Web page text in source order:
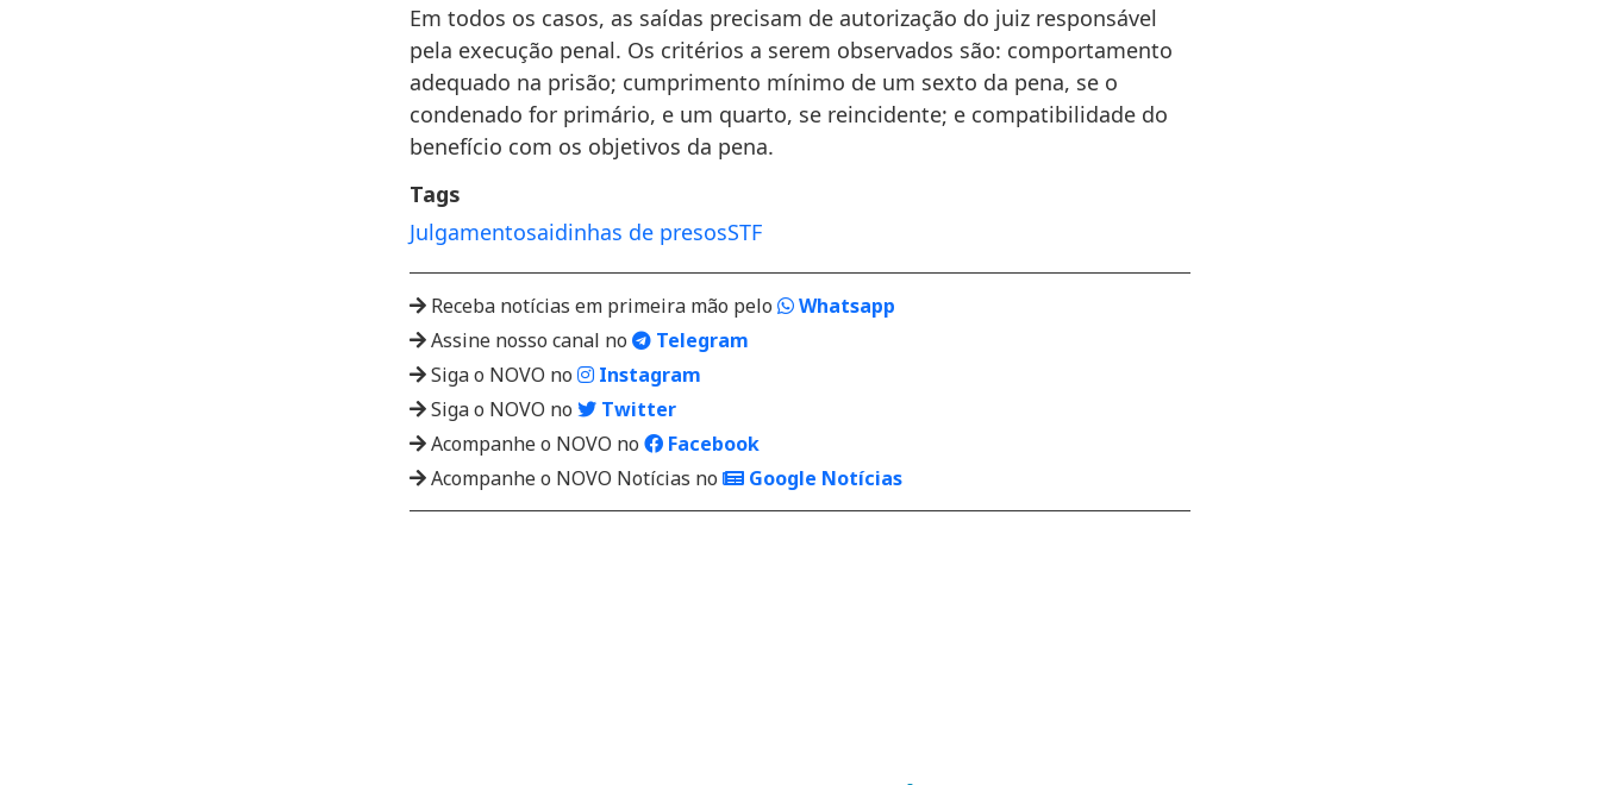
Em todos os casos, as saídas precisam de autorização do juiz responsável
pela execução penal. Os critérios a serem observados são: comportamento
adequado na prisão; cumprimento mínimo de um sexto da pena, se o
condenado for primário, e um quarto, se reincidente; e compatibilidade do
benefício com os objetivos da pena.
Tags
Julgamentosaidinhas de presosSTF
Receba notícias em primeira mão pelo
Whatsapp
Assine nosso canal no
Telegram
Siga o NOVO no
Instagram
Siga o NOVO no
Twitter
Acompanhe o NOVO no
Facebook
Acompanhe o NOVO Notícias no
Google Notícias